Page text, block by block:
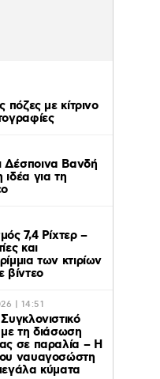
με κίτρινο
Βανδή
για τη
7,4 Ρίχτερ –
και
των κτιρίων
βίντεο
| 14:51
με τη διάσωση
σε παραλία – Η
ναυαγοσώστη
κύματα